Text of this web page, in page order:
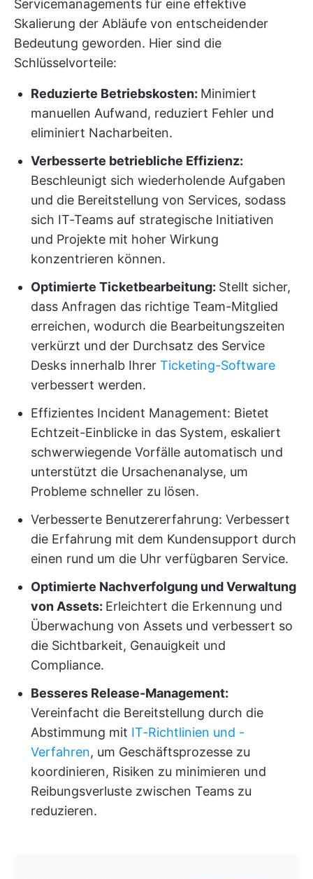
Servicemanagements für eine effektive
Skalierung der Abläufe von entscheidender
Bedeutung geworden. Hier sind die
Schlüsselvorteile:
Reduzierte Betriebskosten: Minimiert
manuellen Aufwand, reduziert Fehler und
eliminiert Nacharbeiten.
Verbesserte betriebliche Effizienz:
Beschleunigt sich wiederholende Aufgaben
und die Bereitstellung von Services, sodass
sich IT-Teams auf strategische Initiativen
und Projekte mit hoher Wirkung
konzentrieren können.
Optimierte Ticketbearbeitung: Stellt sicher,
dass Anfragen das richtige Team-Mitglied
erreichen, wodurch die Bearbeitungszeiten
verkürzt und der Durchsatz des Service
Desks innerhalb Ihrer Ticketing-Software
verbessert werden.
Effizientes Incident Management: Bietet
Echtzeit-Einblicke in das System, eskaliert
schwerwiegende Vorfälle automatisch und
unterstützt die Ursachenanalyse, um
Probleme schneller zu lösen.
Verbesserte Benutzererfahrung: Verbessert
die Erfahrung mit dem Kundensupport durch
einen rund um die Uhr verfügbaren Service.
Optimierte Nachverfolgung und Verwaltung
von Assets: Erleichtert die Erkennung und
Überwachung von Assets und verbessert so
die Sichtbarkeit, Genauigkeit und
Compliance.
Besseres Release-Management:
Vereinfacht die Bereitstellung durch die
Abstimmung mit IT-Richtlinien und -
Verfahren, um Geschäftsprozesse zu
koordinieren, Risiken zu minimieren und
Reibungsverluste zwischen Teams zu
reduzieren.